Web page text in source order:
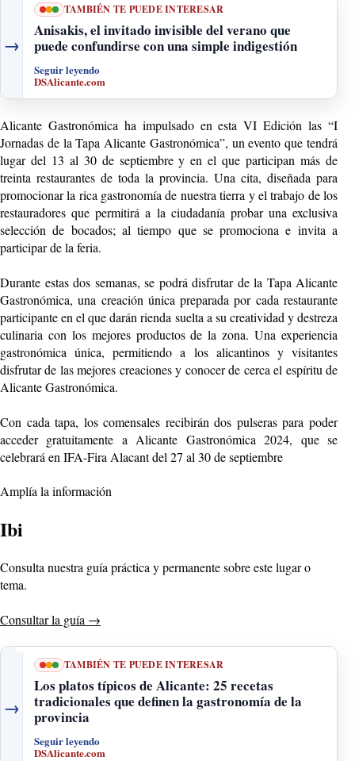
→
TAMBIÉN TE PUEDE INTERESAR
Anisakis, el invitado invisible del verano que
puede confundirse con una simple indigestión
Seguir leyendo
DSAlicante.com
Alicante Gastronómica ha impulsado en esta VI Edición las “I
Jornadas de la Tapa Alicante Gastronómica”, un evento que tendrá
lugar del 13 al 30 de septiembre y en el que participan más de
treinta restaurantes de toda la provincia. Una cita, diseñada para
promocionar la rica gastronomía de nuestra tierra y el trabajo de los
restauradores que permitirá a la ciudadanía probar una exclusiva
selección de bocados; al tiempo que se promociona e invita a
participar de la feria.
Durante estas dos semanas, se podrá disfrutar de la Tapa Alicante
Gastronómica, una creación única preparada por cada restaurante
participante en el que darán rienda suelta a su creatividad y destreza
culinaria con los mejores productos de la zona. Una experiencia
gastronómica única, permitiendo a los alicantinos y visitantes
disfrutar de las mejores creaciones y conocer de cerca el espíritu de
Alicante Gastronómica.
Con cada tapa, los comensales recibirán dos pulseras para poder
acceder gratuitamente a Alicante Gastronómica 2024, que se
celebrará en IFA-Fira Alacant del 27 al 30 de septiembre
Amplía la información
Ibi
Consulta nuestra guía práctica y permanente sobre este lugar o
tema.
Consultar la guía →
→
TAMBIÉN TE PUEDE INTERESAR
Los platos típicos de Alicante: 25 recetas
tradicionales que definen la gastronomía de la
provincia
Seguir leyendo
DSAlicante.com